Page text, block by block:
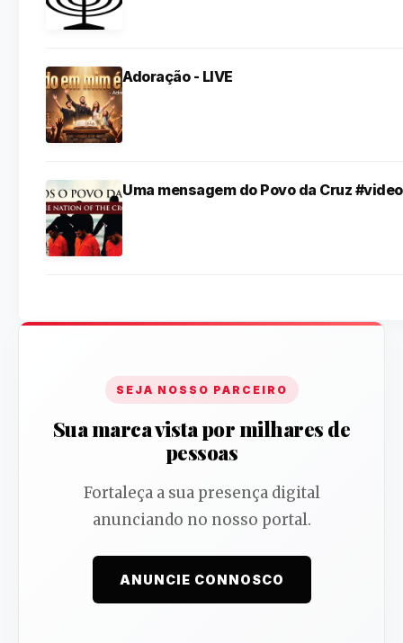
Adoração - LIVE
Uma mensagem do Povo da Cruz #video
SEJA NOSSO PARCEIRO
Sua marca vista por milhares de
pessoas
Fortaleça a sua presença digital
anunciando no nosso portal.
ANUNCIE CONNOSCO